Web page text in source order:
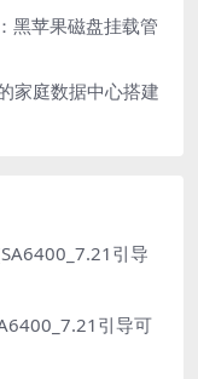
黑苹果磁盘挂载管
家庭数据中心搭建
引导
引导可